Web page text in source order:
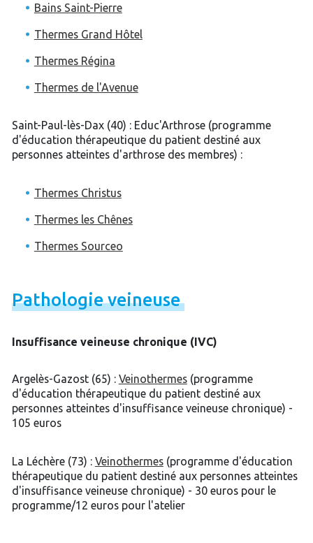
Bains Saint-Pierre
Thermes Grand Hôtel
Thermes Régina
Thermes de l'Avenue
Saint-Paul-lès-Dax (40) : Educ'Arthrose (programme
d'éducation thérapeutique du patient destiné aux
personnes atteintes d'arthrose des membres) :
Thermes Christus
Thermes les Chênes
Thermes Sourceo
Pathologieveineuse
Insuffisance veineuse chronique (IVC)
Argelès-Gazost (65) : Veinothermes(programme
d'éducation thérapeutique du patient destiné aux
personnes atteintes d'insuffisance veineuse chronique) -
105 euros
La Léchère (73) : Veinothermes(programme d'éducation
thérapeutique du patient destiné aux personnes atteintes
d'insuffisance veineuse chronique) - 30 euros pour le
programme/12 euros pour l'atelier